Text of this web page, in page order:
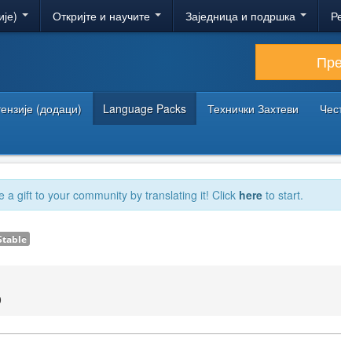
Откријте и научите Заједница и подршка
(додаци) Language Packs Технички Захтеви
gift to your community by translating it! Click here to start.